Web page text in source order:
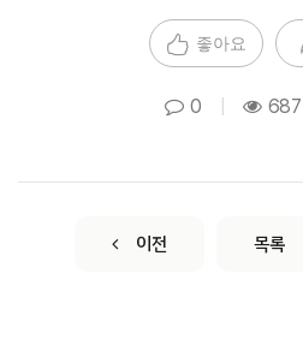
좋아요
0 687
이전 목록